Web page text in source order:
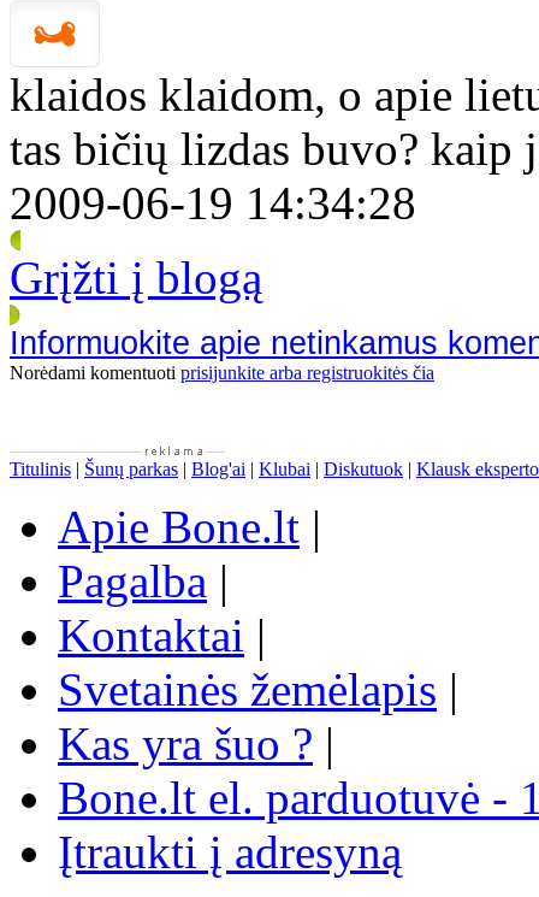
klaidos klaidom, o apie
tas bičių lizdas buvo? kaip
2009-06-19 14:34:28
Grįžti į blogą
Informuokite apie netinkamus
Norėdami komentuoti prisijunkite arba registruokitės čia
Titulinis | Šunų parkas | Blog'ai | Klubai | Diskutuok | Klausk eksperto
Apie Bone.lt |
Pagalba |
Kontaktai |
Svetainės žemėlapis |
Kas yra šuo ? |
Bone.lt el. parduotuvė -
Įtraukti į adresyną